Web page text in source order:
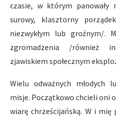
czasie, w którym panowały
surowy, klasztorny
niezwykłym lub groźnym/.
zgromadzenia /również
zjawiskiem społecznym
Wielu odważnych młodych
misje. Początkowo chcieli oni
wiarę chrześcijańską. W i